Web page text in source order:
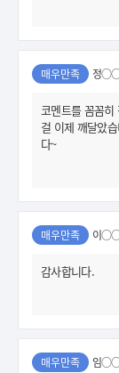
매우만족 정
코멘트를 꼼꼼히
걸 이제 깨달았
다~
매우만족 이
감사합니다.
매우만족 임